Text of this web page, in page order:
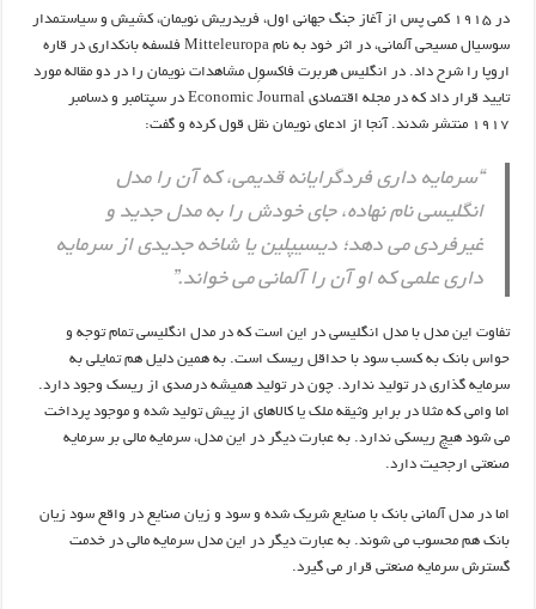
در ۱۹۱۵ کمی پس از آغاز جنگ جهانی اول، فریدریش نویمان، کشیش و سیاستمدار
سوسیال مسیحی آلمانی، در اثر خود به نام Mitteleuropa فلسفه بانکداری در قاره
اروپا را شرح داد. در انگلیس هربرت فاکسوِل مشاهدات نویمان را در دو مقاله مورد
تایید قرار داد که در مجله اقتصادی Economic Journal در سپتامبر و دسامبر
۱۹۱۷ منتشر شدند. آنجا از ادعای نویمان نقل قول کرده و گفت:
“سرمایه داری فردگرایانه قدیمی، که آن را مدل
انگلیسی نام نهاده، جای خودش را به مدل جدید و
غیرفردی می دهد؛ دیسیپلین یا شاخه جدیدی از سرمایه
داری علمی که او آن را آلمانی می خواند.”
تفاوت این مدل با مدل انگلیسی در این است که در مدل انگلیسی تمام توجه و
حواس بانک به کسب سود با حداقل ریسک است. به همین دلیل هم تمایلی به
سرمایه گذاری در تولید ندارد. چون در تولید همیشه درصدی از ریسک وجود دارد.
اما وامی که مثلا در برابر وثیقه ملک یا کالاهای از پیش تولید شده و موجود پرداخت
می شود هیچ ریسکی ندارد. به عبارت دیگر در این مدل، سرمایه مالی بر سرمایه
صنعتی ارجحیت دارد.
اما در مدل آلمانی بانک با صنایع شریک شده و سود و زیان صنایع در واقع سود زیان
بانک هم محسوب می شوند. به عبارت دیگر در این مدل سرمایه مالی در خدمت
گسترش سرمایه صنعتی قرار می گیرد.